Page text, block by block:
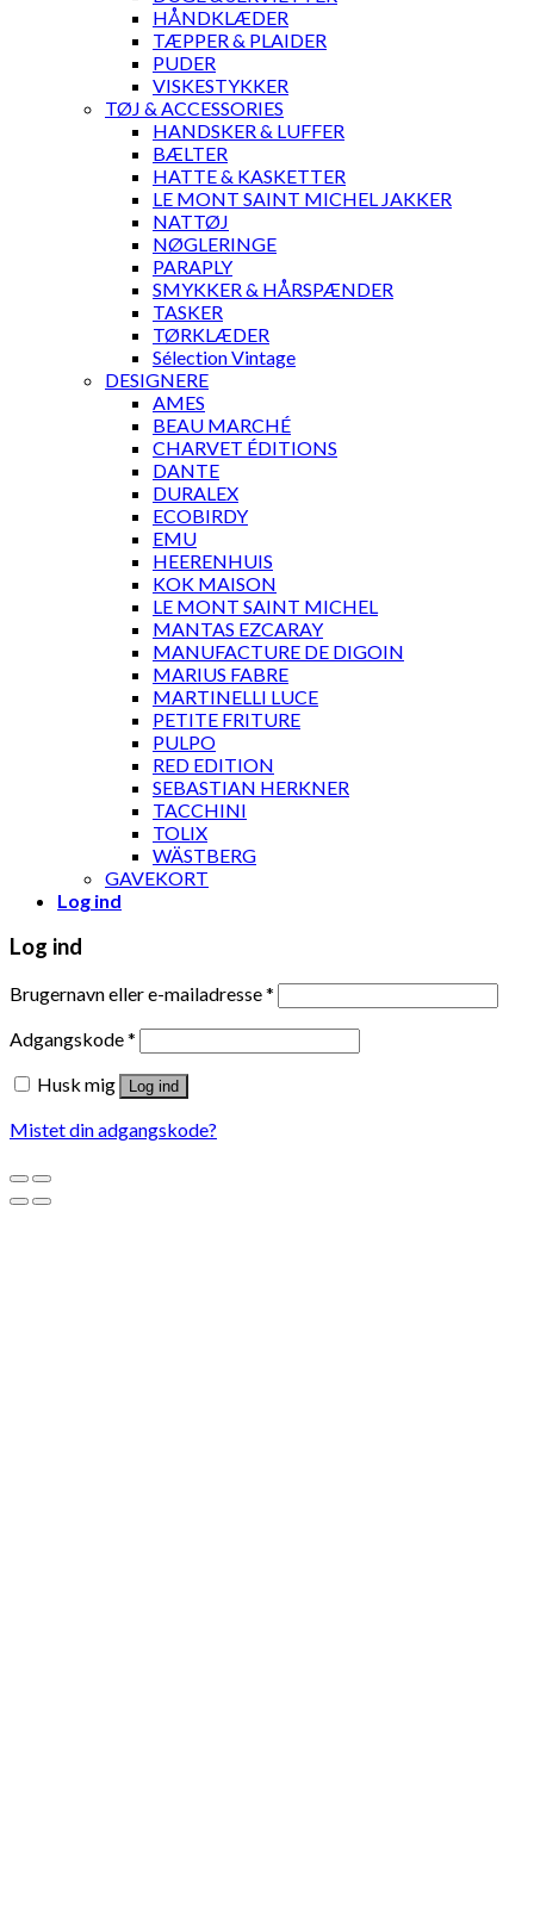
HÅNDKLÆDER
TÆPPER & PLAIDER
PUDER
VISKESTYKKER
TØJ & ACCESSORIES
HANDSKER & LUFFER
BÆLTER
HATTE & KASKETTER
LE MONT SAINT MICHEL JAKKER
NATTØJ
NØGLERINGE
PARAPLY
SMYKKER & HÅRSPÆNDER
TASKER
TØRKLÆDER
Sélection Vintage
DESIGNERE
AMES
BEAU MARCHÉ
CHARVET ÉDITIONS
DANTE
DURALEX
ECOBIRDY
EMU
HEERENHUIS
KOK MAISON
LE MONT SAINT MICHEL
MANTAS EZCARAY
MANUFACTURE DE DIGOIN
MARIUS FABRE
MARTINELLI LUCE
PETITE FRITURE
PULPO
RED EDITION
SEBASTIAN HERKNER
TACCHINI
TOLIX
WÄSTBERG
GAVEKORT
Log ind
Log ind
Brugernavn eller e-mailadresse*
Adgangskode*
Husk mig
Log ind
Mistet din adgangskode?